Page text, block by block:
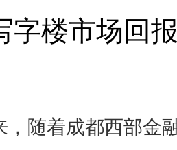
字楼市场回
，随着成都西部金